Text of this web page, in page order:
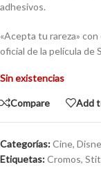
adhesivos.
«Acepta tu rareza»
oficial de la película de
Sin existencias
Compare Add
Categorías:Cine,
Etiquetas:Cromos,